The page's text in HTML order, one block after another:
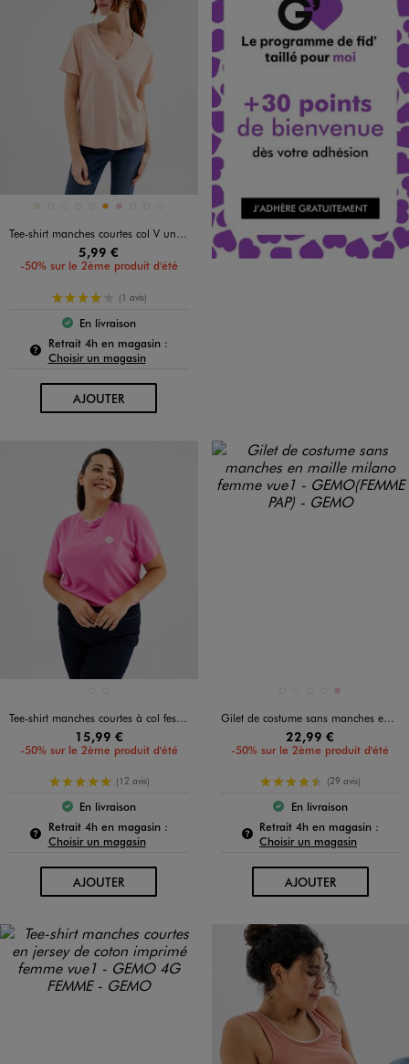
Disponible en 10 coloris
BLEU STANDARD
KAKI STANDARD
NOIR STANDARD
ORANGE
ROSE
Tee-shirt manches courtes col V uni en coton femme
5,99 €
-50% sur le 2ème produit d'été
4/5 de moyenne
(1 avis)
Le produit est disponible :
En livraison
Retrait 4h en magasin :Pour connaître la disponibilité de ce produit :
Choisir un magasin
AJOUTERAU PANIER
Tee-shirt manches courtes à col festonné fantaisie femme grande taille
15,99 €
-50% sur le 2ème produit d'été
5/5 de moyenne
(12 avis)
Le produit est disponible :
En livraison
Retrait 4h en magasin :Pour connaître la disponibilité de ce produit :
Choisir un magasin
AJOUTERAU PANIER
Disponible en 5 coloris
Gilet de costume sans manches en maille milano femme
22,99 €
-50% sur le 2ème produit d'été
4.5/5 de moyenne
(29 avis)
Le produit est
En livraison
Retrait 4h en magasin :
Choisir un magasin
AJOUTERAU PANIER